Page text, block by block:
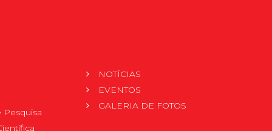
Pesquisa
NOTÍCIAS
EVENTOS
GALERIA DE FOTOS